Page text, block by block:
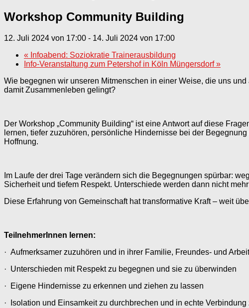
Workshop Community Building
12. Juli 2024 von 17:00 - 14. Juli 2024 von 17:00
« Infoabend: Soziokratie Trainerausbildung
Info-Veranstaltung zum Petershof in Köln Müngersdorf»
Wie begegnen wir unseren Mitmenschen in einer Weise, die uns
damit Zusammenleben gelingt?
Der Workshop „Community Building“ ist eine Antwort auf diese
lernen, tiefer zuzuhören, persönliche Hindernisse bei der
Hoffnung.
Im Laufe der drei Tage verändern sich die Begegnungen spürbar:
Sicherheit und tiefem Respekt. Unterschiede werden dann nicht
Diese Erfahrung von Gemeinschaft hat transformative Kraft – weit
TeilnehmerInnen lernen:
· Aufmerksamer zuzuhören und in ihrer Familie, Freundes- und
· Unterschieden mit Respekt zu begegnen und sie zu überwinden
· Eigene Hindernisse zu erkennen und ziehen zu lassen
· Isolation und Einsamkeit zu durchbrechen und in echte Verbindung